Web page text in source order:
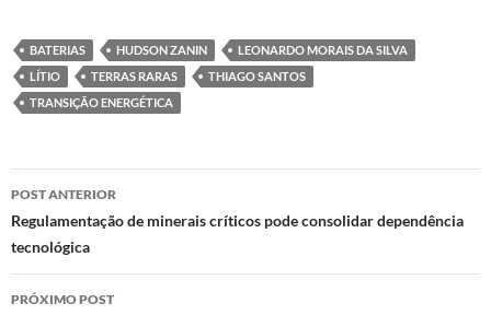
to
d
o
e
b
o
k
at
s
A
p
nt
BATERIAS HUDSON ZANIN
LEONARDO MORAIS DA SILVA
LÍTIO
TERRAS RARAS
THIAGO SANTOS
TRANSIÇÃO ENERGÉTICA
Navegação
de
posts
POST ANTERIOR
Regulamentação de minerais críticos pode consolidar dependência
tecnológica
PRÓXIMO POST